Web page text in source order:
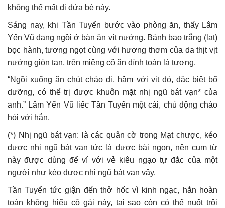
không thể mất đi đứa bé này.
Sáng nay, khi Tần Tuyển bước vào phòng ăn, thấy Lâm
Yến Vũ đang ngồi ở bàn ăn vịt nướng. Bánh bao trắng (lạt)
bọc hành, tương ngọt cùng với hương thơm của da thịt vịt
nướng giòn tan, trên miệng cô ăn dính toàn là tương.
“Ngồi xuống ăn chút cháo đi, hầm với vịt đó, đặc biệt bổ
dưỡng, có thể trị được khuôn mặt nhị ngũ bát vạn* của
anh.” Lâm Yến Vũ liếc Tần Tuyển một cái, chủ động chào
hỏi với hắn.
(*) Nhị ngũ bát vạn: là các quân cờ trong Mạt chược, kéo
được nhị ngũ bát vạn tức là được bài ngon, nên cụm từ
này được dùng để ví với vẻ kiêu ngạo tự đắc của một
người như kéo được nhị ngũ bát vạn vậy.
Tần Tuyển tức giận đến thở hốc vì kinh ngạc, hắn hoàn
toàn không hiểu cô gái này, tại sao còn có thể nuốt trôi